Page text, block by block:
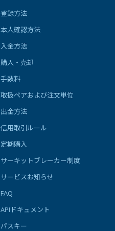
登録方法
本人確認方法
入金方法
購入・売却
手数料
取扱ペアおよび注文単位
出金方法
信用取引ルール
定期購入
サーキットブレーカー制度
サービスお知らせ
FAQ
APIドキュメント
パスキー